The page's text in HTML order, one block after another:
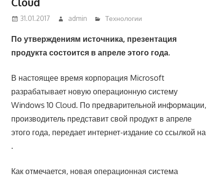
31.01.2017 admin Технологии
По утверждениям источника, презентация
продукта состоится в апреле этого года.
В настоящее время корпорация Microsoft
разрабатывает новую операционную систему
Windows 10 Cloud. По предварительной информации,
производитель представит свой продукт в апреле
этого года, передает интернет-издание со ссылкой на
.
Как отмечается, новая операционная система